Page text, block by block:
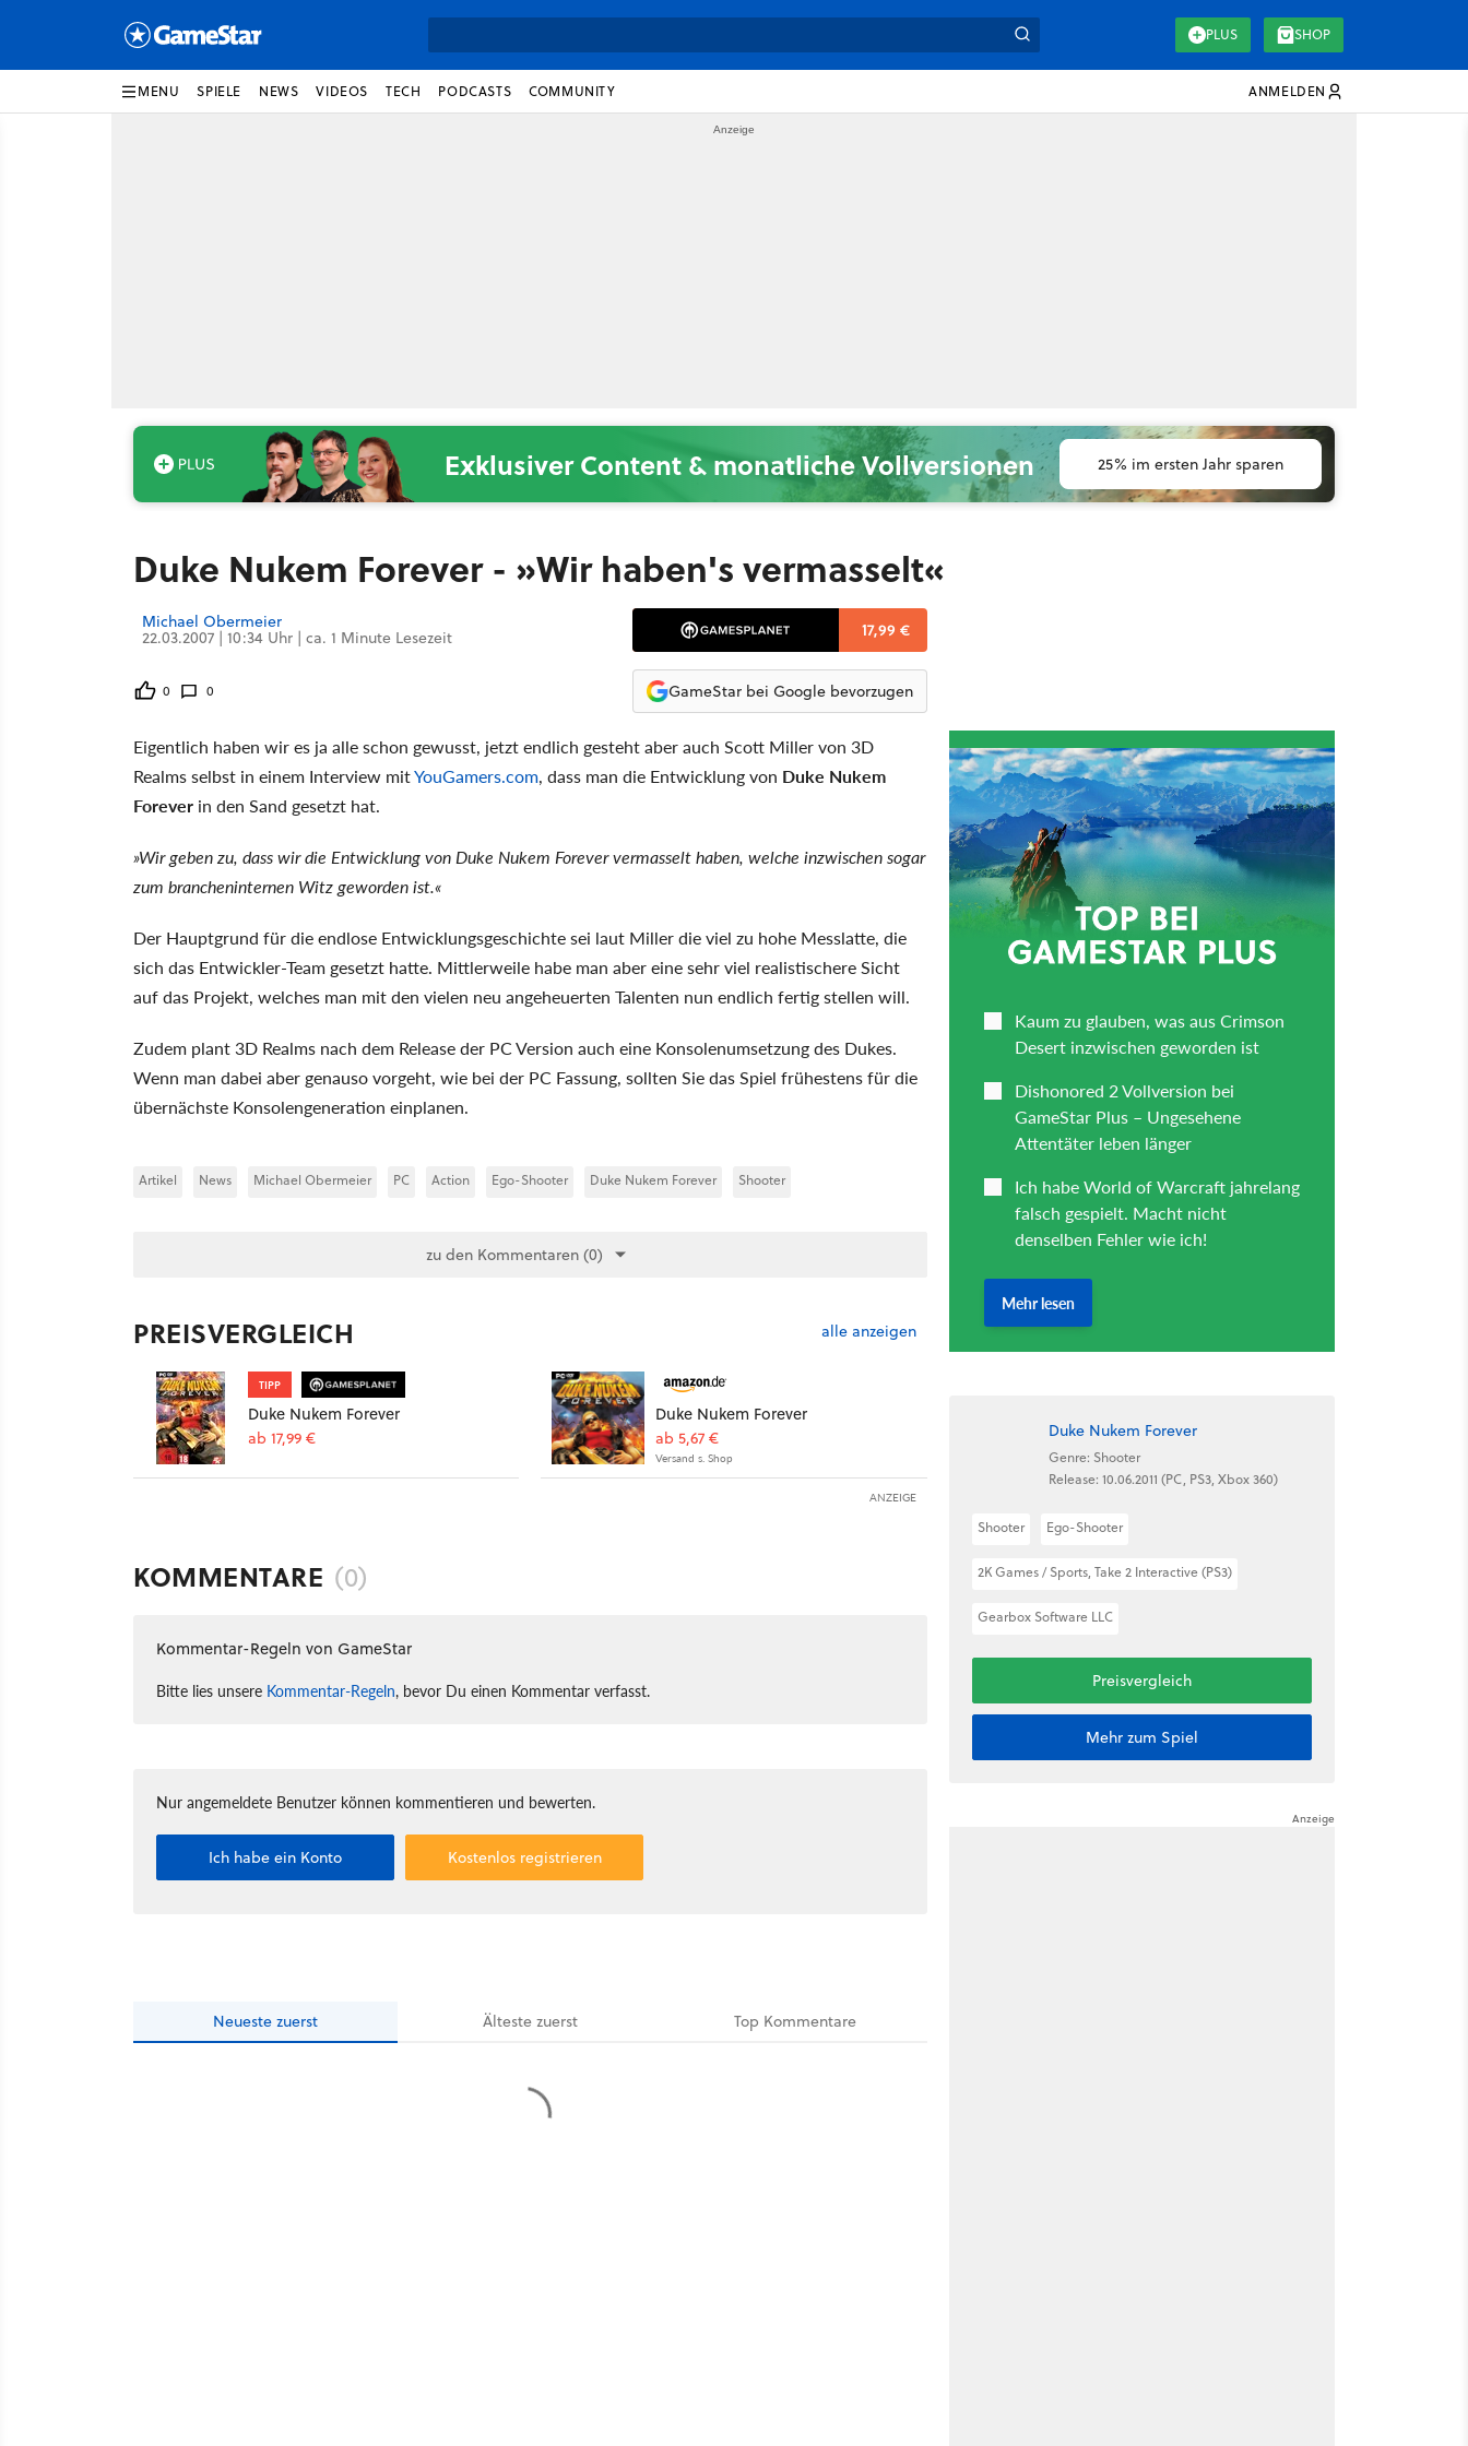
PLUS SHOP
MENU SPIELE NEWS VIDEOS TECH PODCASTS COMMUNITY ANMELDEN
Exklusiver Content & monatliche Vollversionen 25% im ersten Jahr sparen
Duke Nukem Forever - »Wir haben's vermasselt«
Michael Obermeier
22.03.2007 | 10:34 Uhr | ca. 1 Minute Lesezeit
0 0
17,99 €
GameStar bei Google bevorzugen
Eigentlich haben wir es ja alle schon gewusst, jetzt endlich gesteht aber auch Scott Miller von 3D
Realms selbst in einem Interview mitYouGamers.com, dass man die Entwicklung von Duke Nukem
Forever in den Sand gesetzt hat.
»Wir geben zu, dass wir die Entwicklung von Duke Nukem Forever vermasselt haben, welche inzwischen sogar
zum brancheninternen Witz geworden ist.«
Der Hauptgrund für die endlose Entwicklungsgeschichte sei laut Miller die viel zu hohe Messlatte, die
sich das Entwickler-Team gesetzt hatte. Mittlerweile habe man aber eine sehr viel realistischere Sicht
auf das Projekt, welches man mit den vielen neu angeheuerten Talenten nun endlich fertig stellen will.
Zudem plant 3D Realms nach dem Release der PC Version auch eine Konsolenumsetzung des Dukes.
Wenn man dabei aber genauso vorgeht, wie bei der PC Fassung, sollten Sie das Spiel frühestens für die
übernächste Konsolengeneration einplanen.
Artikel News Michael Obermeier PC Action Ego-Shooter Duke Nukem Forever Shooter
zu den Kommentaren (0)
PREISVERGLEICH alle anzeigen
TIPP
Duke Nukem Forever
ab 17,99 €
Duke Nukem Forever
ab 5,67 €
Versand s. Shop
ANZEIGE
KOMMENTARE (0)
Kommentar-Regeln von GameStar
Bitte lies unsere Kommentar-Regeln, bevor Du einen Kommentar verfasst.
Nur angemeldete Benutzer können kommentieren und bewerten.
Ich habe ein Konto Kostenlos registrieren
Neueste zuerst Ältestezuerst Top Kommentare
Duke Nukem Forever
Genre: Shooter
Release: 10.06.2011 (PC, PS3, Xbox 360)
Shooter Ego-Shooter
2K Games / Sports, Take 2 Interactive (PS3)
Gearbox Software LLC
Preisvergleich
Mehr zum Spiel